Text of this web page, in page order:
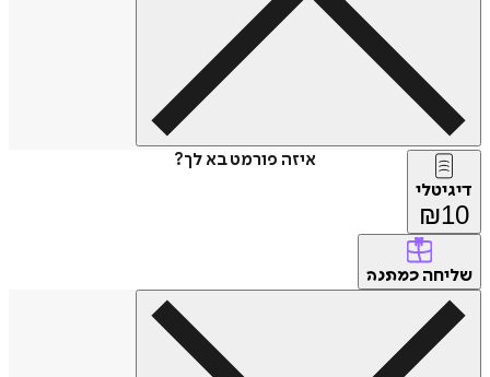
איזה פורמט בא לך?
דיגיטלי
₪10
שליחה כמתנה